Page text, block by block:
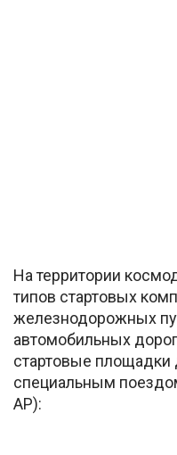
На территории
типов стартовых
железнодорожных
автомобильных
стартовые площадки
специальным
AP):